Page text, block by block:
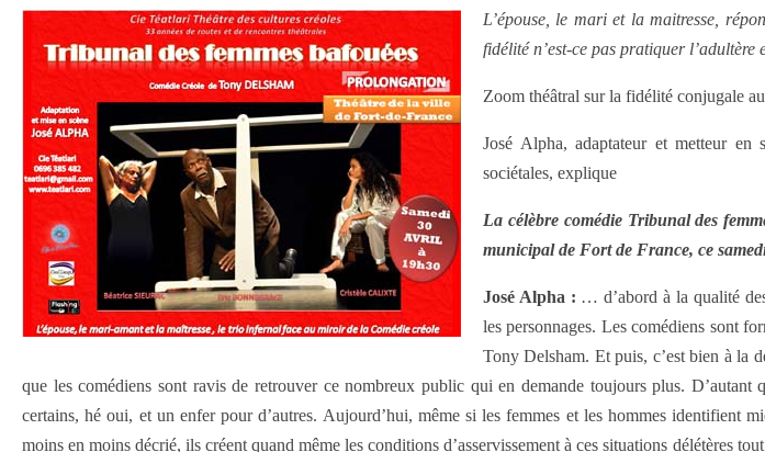
L’épouse, le mari et la maitresse,
fidélité n’est-ce pas pratiquer l’adultère
Zoom théâtral sur la fidélité conjugale
José Alpha, adaptateur et metteur en
sociétales, explique
La célèbre comédie Tribunal des
municipal de Fort de France, ce
José Alpha : … d’abord à la qualité
les personnages. Les comédiens sont
Tony Delsham. Et puis, c’est bien à la
que les comédiens sont ravis de retrouver ce nombreux public qui en demande toujours plus.
certains, hé oui, et un enfer pour d’autres. Aujourd’hui, même si les femmes et les hommes identifient
moins en moins décrié, ils créent quand même les conditions d’asservissement à ces situations délétères